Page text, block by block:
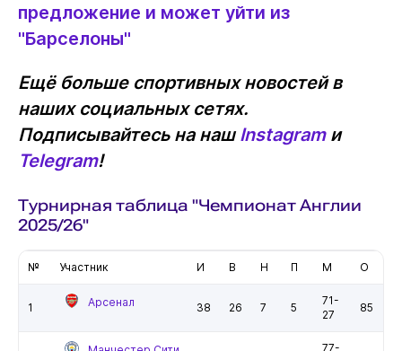
предложение и может уйти из
"Барселоны"
Ещё больше спортивных новостей в
наших социальных сетях.
Подписывайтесь на нашInstagramи
Telegram!
Турнирная таблица "Чемпионат Англии
2025/26"
№ Участник И В Н П М О
1 Арсенал 38 26 7 5
71-
27
85
77-